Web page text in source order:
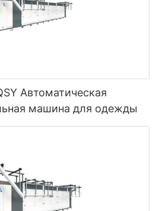
Автоматическая
машина для одежды